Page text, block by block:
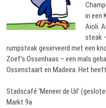
in een
Aioli.
steak
rumpsteak geserveerd met een
Zoef’s Ossenhaas – een mals
Ossenstaart en Madeira. Het
Stadscafé ‘Meneer de Uil’
Markt 9a